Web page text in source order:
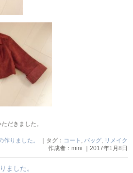
だきました。
作りました。 ｜タグ： コート , バッグ, リメイク
作成者：mini ｜2017年1月8日
ました。